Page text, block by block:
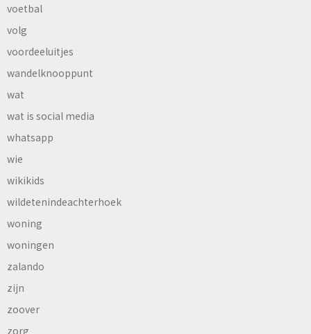
voetbal
volg
voordeeluitjes
wandelknooppunt
wat
wat is social media
whatsapp
wie
wikikids
wildetenindeachterhoek
woning
woningen
zalando
zijn
zoover
zorg